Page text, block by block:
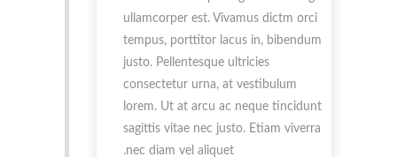
ullamcorper est. Vivamus dictm orci
tempus, porttitor lacus in, bibendum
justo. Pellentesque ultricies
consectetur urna, at vestibulum
lorem. Ut at arcu ac neque tincidunt
sagittis vitae nec justo. Etiam viverra
nec diam vel aliquet.